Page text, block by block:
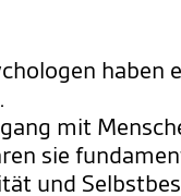
haben
mit
sie
und